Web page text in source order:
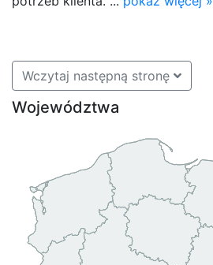
Wczytaj następną stronę
Województwa